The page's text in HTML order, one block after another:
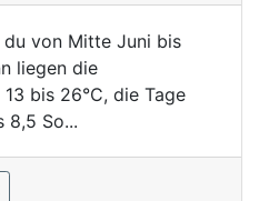
von Mitte Juni bis
liegen die
bis 26°C, die Tage
8,5 So...